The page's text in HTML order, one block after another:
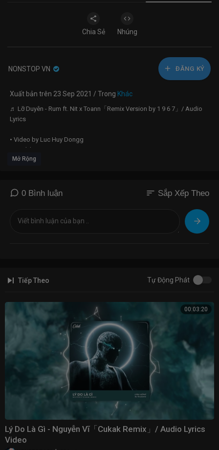
Chia Sẻ Nhúng
NONSTOP VN ĐĂNG KÝ
Xuất bản trên 23 Sep 2021 / Trong Khác
♬ Lỡ Duyên - Rum ft. Nit x Toann「Remix Version by 1 9 6 7」/ Audio
Lyrics
• Video by Luc Huy Dongg
• Prod. by Toann
—————————————
• Rum : https://youtube.com/c/Rumrumne
© Bản Quyền Thuộc Về 1967 ⌦ Vui Lòng Không Reup Dưới Mọi Hình
Thức!!!
© Mọi thông tin bản quyền hay khiếu nại liên hệ:Contact@1967ent.com
#LoDuyen #Rum #1967remix
Mở Rộng
0 Bình luận sort Sắp Xếp Theo
Tiếp Theo Tự Động Phát
00:03:20
Lý Do Là Gì - Nguyễn Vĩ「Cukak Remix」/ Audio Lyrics
Video